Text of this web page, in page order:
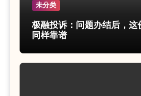
未分类
极融投诉：问题办结后，这
同样靠谱